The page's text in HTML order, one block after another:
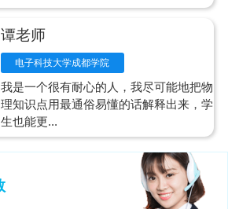
谭老师
电子科技大学成都学院
我是一个很有耐心的人，我尽可能地把物
理知识点用最通俗易懂的话解释出来，学
生也能更...